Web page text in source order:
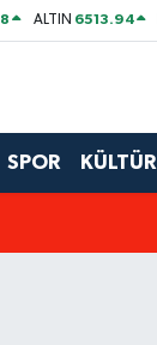
ALTIN 6513.94
SPOR